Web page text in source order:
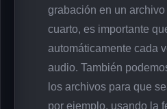
grabación en un
cuarto, es importante
automáticamente cada
audio. También
los archivos para que
por ejemplo, usando la